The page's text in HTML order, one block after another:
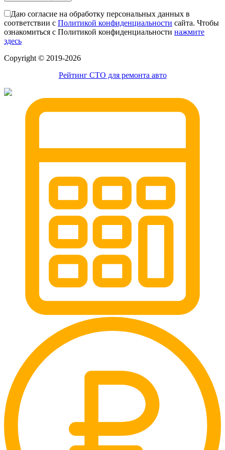
эвакуатор из гаража
эвакуатор гидравлической
эвакуатор буксировка
александров
мотоэвакуатор
домодедовская
лесной городок
Даю согласие на обработку персональных данных в
соответствии с Политикой конфиденциальности сайта. Чтобы
ознакомиться с Политикой конфиденциальности нажмите
здесь
Сopyright © 2019-2026
Рейтинг СТО для ремонта авто